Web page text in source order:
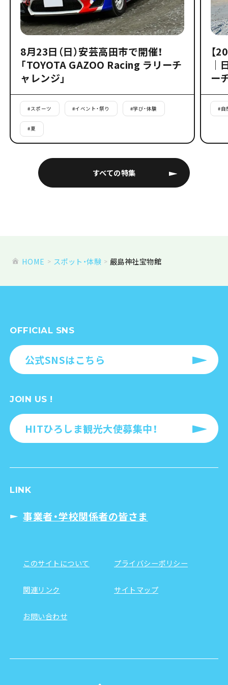
すべての特集
8月23日（日）安芸高田市で開催！
「TOYOTA GAZOO Racing ラリーチ
ャレンジ」
#スポーツ #イベント・祭り #学び・体験
#夏
【
｜
ー
#自
HOME スポット・体験 嚴島神社宝物館
OFFICIAL SNS
公式SNSはこちら
JOIN US !
HITひろしま観光大使募集中！
LINK
事業者・学校関係者の皆さま
このサイトについて プライバシーポリシー
関連リンク サイトマップ
お問い合わせ